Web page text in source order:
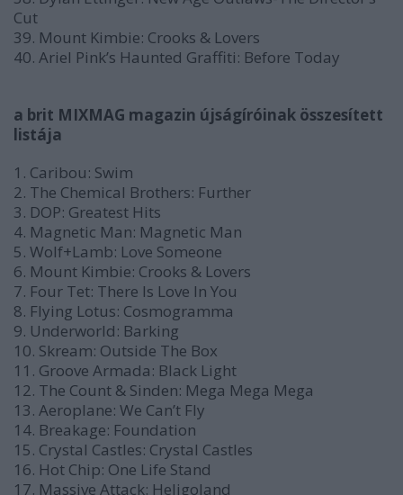
Cut
39. Mount Kimbie: Crooks & Lovers
40. Ariel Pink’s Haunted Graffiti: Before Today
a brit MIXMAG magazin újságíróinak összesített
listája
1. Caribou: Swim
2. The Chemical Brothers: Further
3. DOP: Greatest Hits
4. Magnetic Man: Magnetic Man
5. Wolf+Lamb: Love Someone
6. Mount Kimbie: Crooks & Lovers
7. Four Tet: There Is Love In You
8. Flying Lotus: Cosmogramma
9. Underworld: Barking
10. Skream: Outside The Box
11. Groove Armada: Black Light
12. The Count & Sinden: Mega Mega Mega
13. Aeroplane: We Can’t Fly
14. Breakage: Foundation
15. Crystal Castles: Crystal Castles
16. Hot Chip: One Life Stand
17. Massive Attack: Heligoland